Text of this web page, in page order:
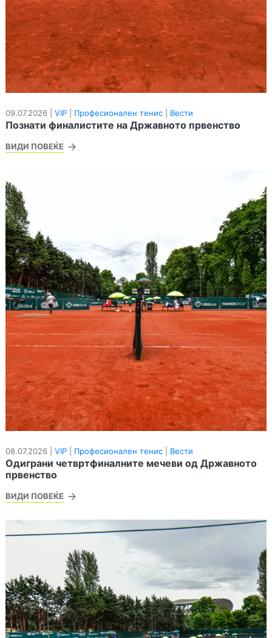
09.07.2026 | VIP Професионален тенис Вести
Познати финалистите на Државното првенство
ВИДИ ПОВЕЌЕ
08.07.2026 | VIP Професионален тенис Вести
Одиграни четвртфиналните мечеви од Државното
првенство
ВИДИ ПОВЕЌЕ